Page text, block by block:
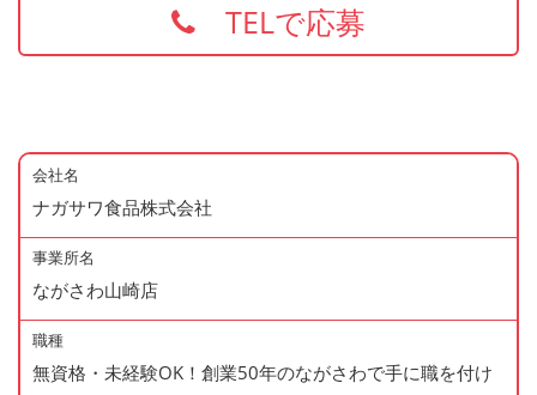
TELで応募
会社名
ナガサワ食品株式会社
事業所名
ながさわ山崎店
職種
無資格・未経験OK！創業50年のながさわで手に職を付け